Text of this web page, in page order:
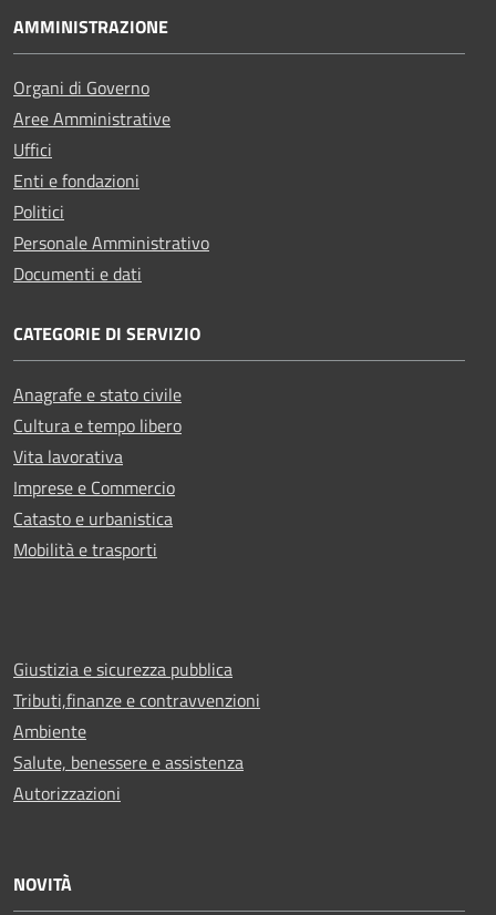
AMMINISTRAZIONE
Organi di Governo
Aree Amministrative
Uffici
Enti e fondazioni
Politici
Personale Amministrativo
Documenti e dati
CATEGORIE DI SERVIZIO
Anagrafe e stato civile
Cultura e tempo libero
Vita lavorativa
Imprese e Commercio
Catasto e urbanistica
Mobilità e trasporti
Giustizia e sicurezza pubblica
Tributi,finanze e contravvenzioni
Ambiente
Salute, benessere e assistenza
Autorizzazioni
NOVITÀ